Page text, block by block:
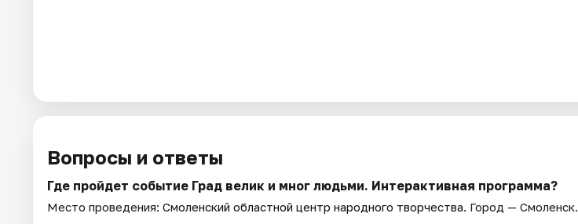
Вопросы и ответы
Где пройдет событие Град велик и мног людьми. Интерактивная программа?
Место проведения: Смоленский областной центр народного творчества. Город — Смоленск.